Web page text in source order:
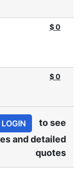
$ 0
$0
LOGIN
to see
and detailed
quotes